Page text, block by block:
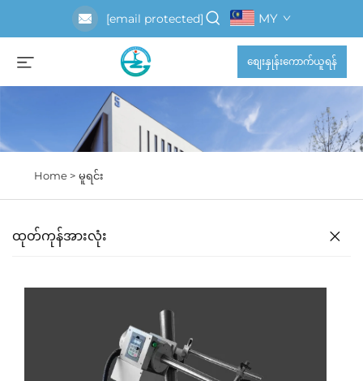
[email protected] MY
စျေးနှုန်းကောက်ယူရန်
Home > မူရင်း
ထုတ်ကုန်အားလုံး